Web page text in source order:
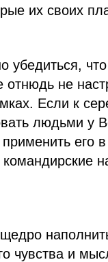
их своих
убедиться,
не
Если к
людьми у
его
чувства и